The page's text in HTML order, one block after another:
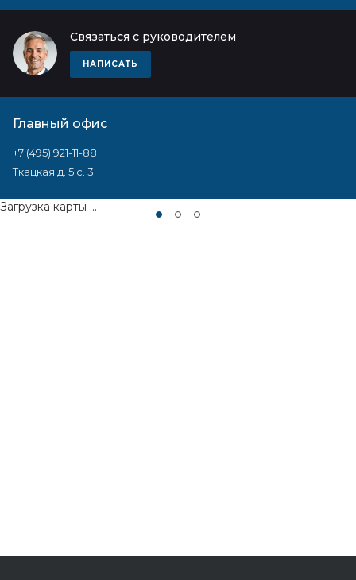
Связаться с руководителем
НАПИСАТЬ
Главный офис
+7 (495) 921-11-88
Ткацкая д. 5 с. 3
Загрузка карты ...